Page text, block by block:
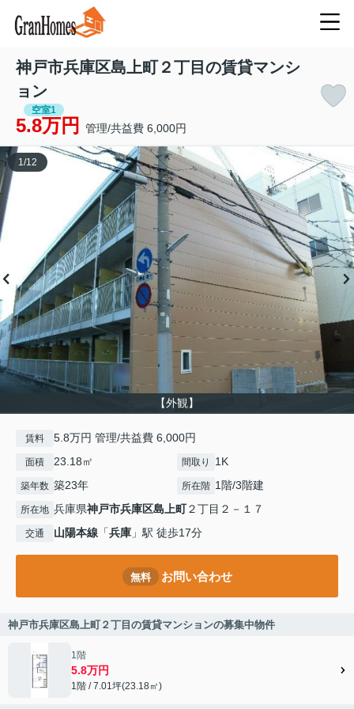
神戸市兵庫区島上町２丁目の賃貸マンシ
ョン
空室1
5.8万円 管理/共益費 6,000円
【外観】
1 /12
賃料 5.8万円 管理/共益費 6,000円
面積 23.18㎡ 間取り 1K
築年数 築23年 所在階 1階/3階建
所在地 兵庫県神戸市兵庫区島上町２丁目２－１７
交通 山陽本線 「兵庫 」駅 徒歩17分
無料 お問い合わせ
神戸市兵庫区島上町２丁目の賃貸マンションの募集中物件
1階
5.8万円
1階 / 7.01坪(23.18㎡)